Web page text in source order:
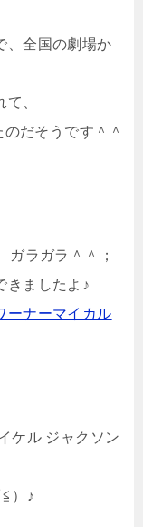
、全国の劇場か
、
だそうです＾＾
ガラガラ＾＾；
きましたよ♪
ーナーマイカル
ケル ジャクソン
）♪